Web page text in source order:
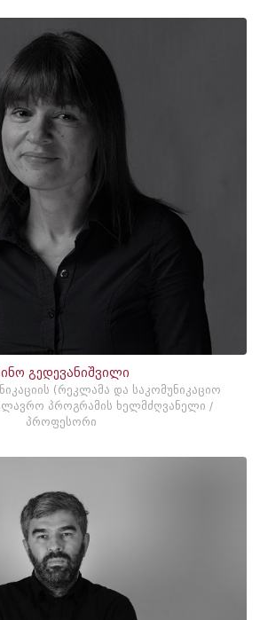
გედევანიშვილი
(რეკლამა და საკომუნიკაციო
პროგრამის ხელმძღვანელი /
პროფესორი